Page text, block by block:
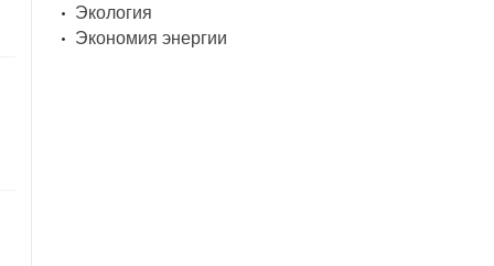
Экология
Экономия энергии